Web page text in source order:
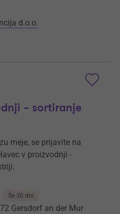
d.o.o.
– sortiranje
meje, se prijavite na
v proizvodnji -
Še 30 dni
Gersdorf an der Mur